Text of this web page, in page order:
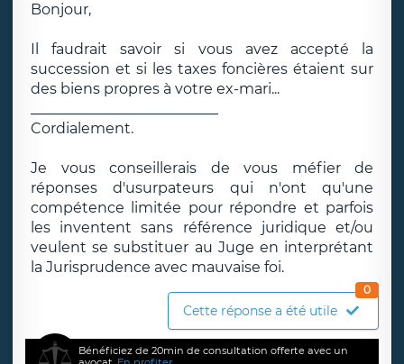
Bonjour,
Il faudrait savoir si vous avez accepté la
succession et si les taxes foncières étaient sur
des biens propres à votre ex-mari...
Cordialement.
Je vous conseillerais de vous méfier de
réponses d'usurpateurs qui n'ont qu'une
compétence limitée pour répondre et parfois
les inventent sans référence juridique et/ou
veulent se substituer au Juge en interprétant
la Jurisprudence avec mauvaise foi.
Cette réponse a été utile
0
Bénéficiez de 20min de consultation offerte avec un